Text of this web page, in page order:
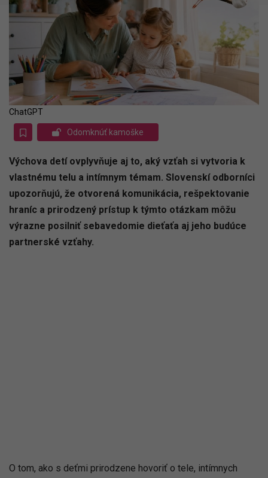
ChatGPT
Odomknúť kamoške
Výchova detí ovplyvňuje aj to, aký vzťah si vytvoria k
vlastnému telu a intímnym témam. Slovenskí odborníci
upozorňujú, že otvorená komunikácia, rešpektovanie
hraníc a prirodzený prístup k týmto otázkam môžu
výrazne posilniť sebavedomie dieťaťa aj jeho budúce
partnerské vzťahy.
O tom, ako s deťmi prirodzene hovoriť o tele, intímnych